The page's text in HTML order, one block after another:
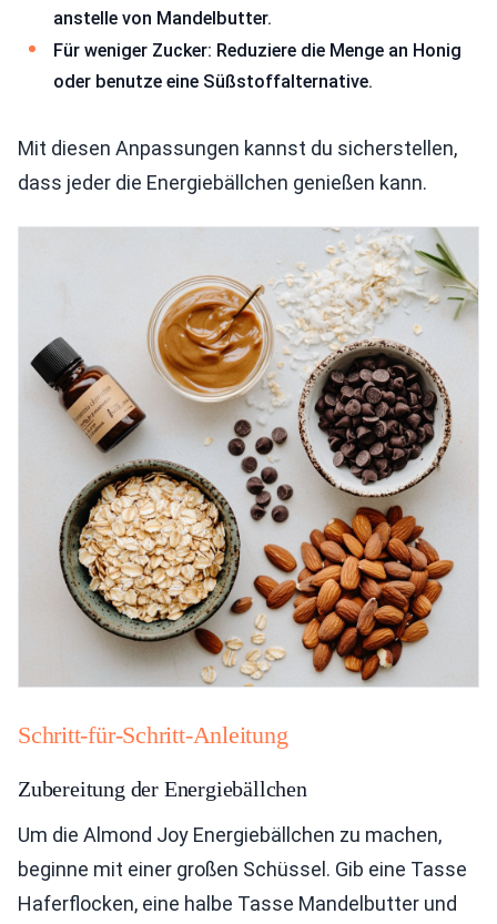
anstelle von Mandelbutter.
Für weniger Zucker: Reduziere die Menge an Honig
oder benutze eine Süßstoffalternative.
Mit diesen Anpassungen kannst du sicherstellen,
dass jeder die Energiebällchen genießen kann.
Schritt-für-Schritt-Anleitung
Zubereitung der Energiebällchen
Um die Almond Joy Energiebällchen zu machen,
beginne mit einer großen Schüssel. Gib eine Tasse
Haferflocken, eine halbe Tasse Mandelbutter und